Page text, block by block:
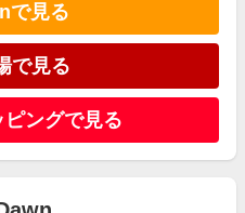
で見る
で見る
ングで見る